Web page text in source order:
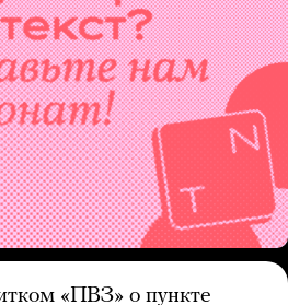
«ПВЗ» о пункте